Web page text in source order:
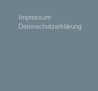
Impressum
Datenschutzerklärung